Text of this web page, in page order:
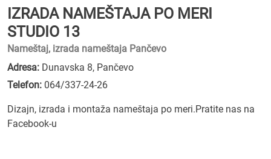
IZRADA NAMEŠTAJA PO MERI
STUDIO 13
Nameštaj, izrada nameštaja Pančevo
Adresa: Dunavska 8, Pančevo
Telefon: 064/337-24-26
Dizajn, izrada i montaža nameštaja po meri.Pratite nas na
Facebook-u